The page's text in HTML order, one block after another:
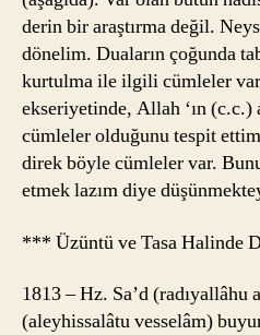
derin bir araştırma değil.
dönelim. Duaların çoğunda
kurtulma ile ilgili cümleler
ekseriyetinde, Allah ‘ın
cümleler olduğunu tespit
direk böyle cümleler var.
etmek lazım diye
*** Üzüntü ve Tasa Halinde
1813 – Hz. Sa’d (radıyallâhu
(aleyhissalâtu vesselâm)